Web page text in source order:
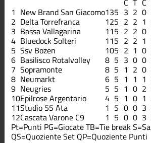
1 New Brand San Giacomo135 3 2 0
2 Delta Torrefranca 125 2 2 1
3 Bassa Vallagarina 115 2 2 0
4 Bluedock Solteri 115 2 2 1
5 Ssv Bozen 105 2 1 0
6 Basilisco Rotalvolley 8 5 3 0 0
7 Sopramonte 8 5 1 2 0
8 Neumarkt 6 5 1 1 1
9 Neugries 5 5 1 0 2
10Epilrose Argentario 4 5 1 0 1
11Studio 55 Ata 1 5 0 0 3
12Cascata Varone C9 1 5 0 0 3
Pt=Punti PG=GiocateTB=Tie break
QS=Quoziente Set QP=Quoziente Punti